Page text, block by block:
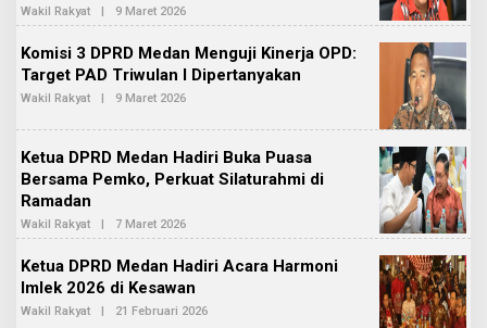
S
2
Wakil Rakyat | 9 Maret 2026
L
H
R
K
I
2
Komisi 3 DPRD Medan Menguji Kinerja OPD:
Target PAD Triwulan I Dipertanyakan
Wakil Rakyat | 9 Maret 2026
E
R
E
D
S
2
Ketua DPRD Medan Hadiri Buka Puasa
Bersama Pemko, Perkuat Silaturahmi di
Ramadan
Wakil Rakyat | 7 Maret 2026
L
H
R
D
Ketua DPRD Medan Hadiri Acara Harmoni
Imlek 2026 di Kesawan
Wakil Rakyat | 21 Februari 2026